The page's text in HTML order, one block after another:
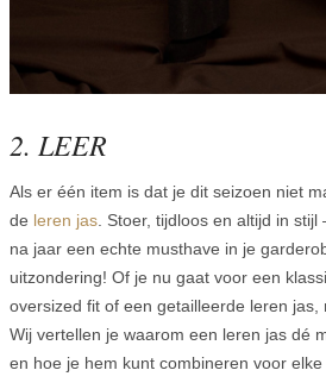
2. LEER
Als er één item is dat je dit seizoen niet
de leren jas . Stoer, tijdloos en altijd in
na jaar een echte musthave in je
uitzondering! Of je nu gaat voor een
oversized fit of een getailleerde leren jas,
Wij vertellen je waarom een leren jas dé
en hoe je hem kunt combineren voor elke